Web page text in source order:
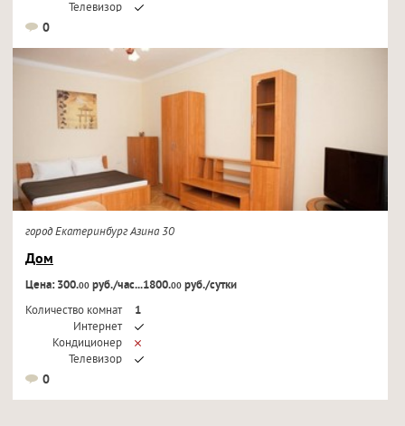
Телевизор
0
город Екатеринбург Азина 30
Дом
Цена: 300.00руб./час...1800.00руб./сутки
Количество комнат
1
Интернет
Кондиционер
Телевизор
0